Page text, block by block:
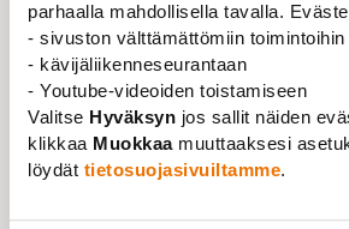
parhaalla mahdollisella tavalla.
- sivuston välttämättömiin toimintoihin
- kävijäliikenneseurantaan
- Youtube-videoiden toistamiseen
Valitse Hyväksyn jos sallit näiden
klikkaa Muokkaamuuttaaksesi
löydät tietosuojasivuiltamme.
Ajankohtaista 18.06.2026
Jäsenpalvelu ja oikeudellinen
tukenasi myös kesällä
Lue lisää